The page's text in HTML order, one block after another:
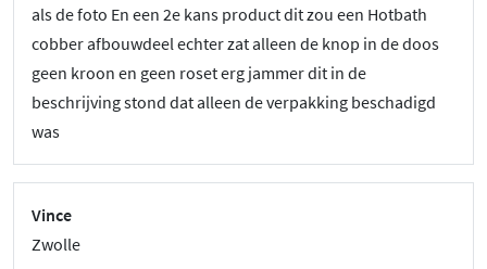
als de foto En een 2e kans product dit zou een Hotbath
cobber afbouwdeel echter zat alleen de knop in de doos
geen kroon en geen roset erg jammer dit in de
beschrijving stond dat alleen de verpakking beschadigd
was
Vince
Zwolle